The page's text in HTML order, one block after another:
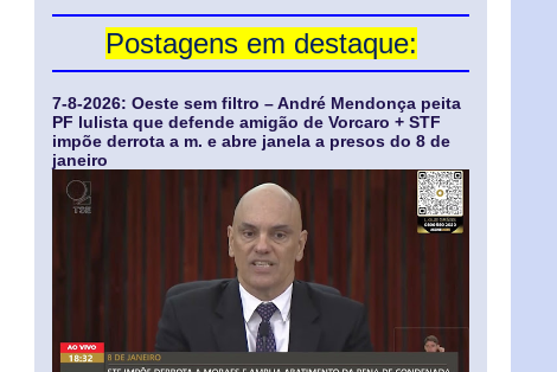
Postagens em destaque:
7-8-2026: Oeste sem filtro – André Mendonça peita
PF lulista que defende amigão de Vorcaro + STF
impõe derrota a m. e abre janela a presos do 8 de
janeiro